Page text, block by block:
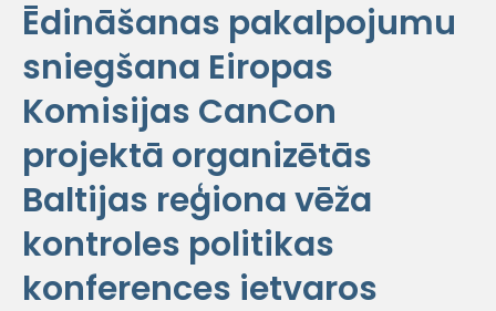
Ēdināšanas pakalpojumu
sniegšana Eiropas
Komisijas CanCon
projektā organizētās
Baltijas reģiona vēža
kontroles politikas
konferences ietvaros